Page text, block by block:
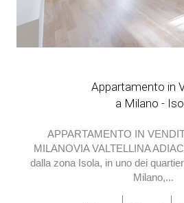
Appartamento in
a Milano -
APPARTAMENTO IN
MILANOVIA VALTELLINA
dalla zona Isola, in uno dei
Milano,...